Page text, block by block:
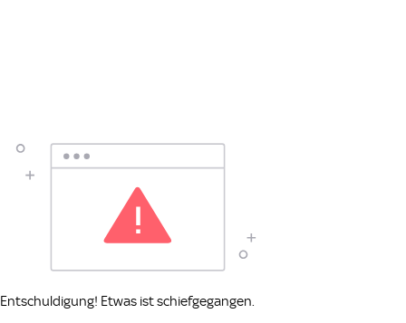
Entschuldigung! Etwas ist schiefgegangen.